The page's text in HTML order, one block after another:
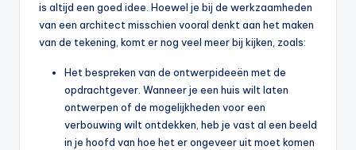
is altijd een goed idee. Hoewel je bij de werkzaamheden
van een architect misschien vooral denkt aan het maken
van de tekening, komt er nog veel meer bij kijken, zoals:
Het bespreken van de ontwerpideeën met de
opdrachtgever. Wanneer je een huis wilt laten
ontwerpen of de mogelijkheden voor een
verbouwing wilt ontdekken, heb je vast al een beeld
in je hoofd van hoe het er ongeveer uit moet komen